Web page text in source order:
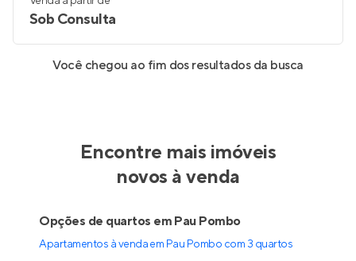
Sob Consulta
Você chegou ao fim dos resultados da busca
Encontre mais imóveis
novos à venda
Opções de quartos em Pau Pombo
Apartamentos à venda em Pau Pombo com 3 quartos